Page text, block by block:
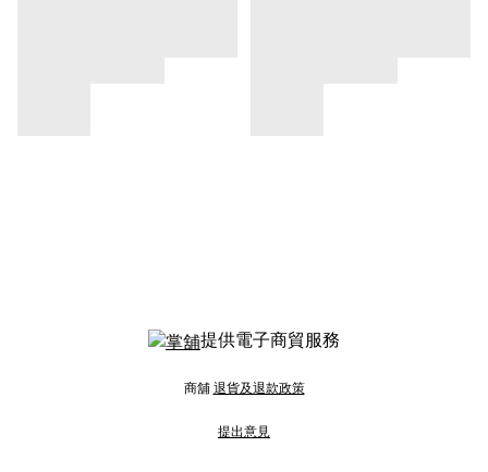
提供電子商貿服務
商舖 退貨及退款政策
提出意見